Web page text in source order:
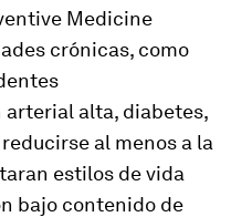
Medicine
crónicas, como
arterial alta, diabetes,
al menos a la
estilos de vida
bajo contenido de